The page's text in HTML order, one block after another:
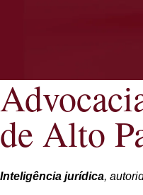
de Alto
Inteligência jurídica,